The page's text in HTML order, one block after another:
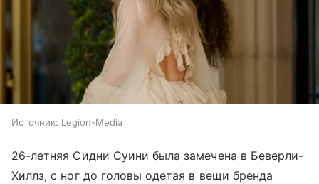
Источник: Legion-Media
26-летняя Сидни Суини была замечена в Беверли-
Хиллз, с ног до головы одетая в вещи бренда